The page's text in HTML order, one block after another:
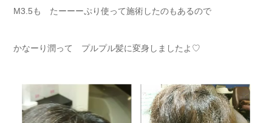
M3.5も たーーーぷり使って施術したのもあるので
かなーり潤って プルプル髪に変身しましたよ♡